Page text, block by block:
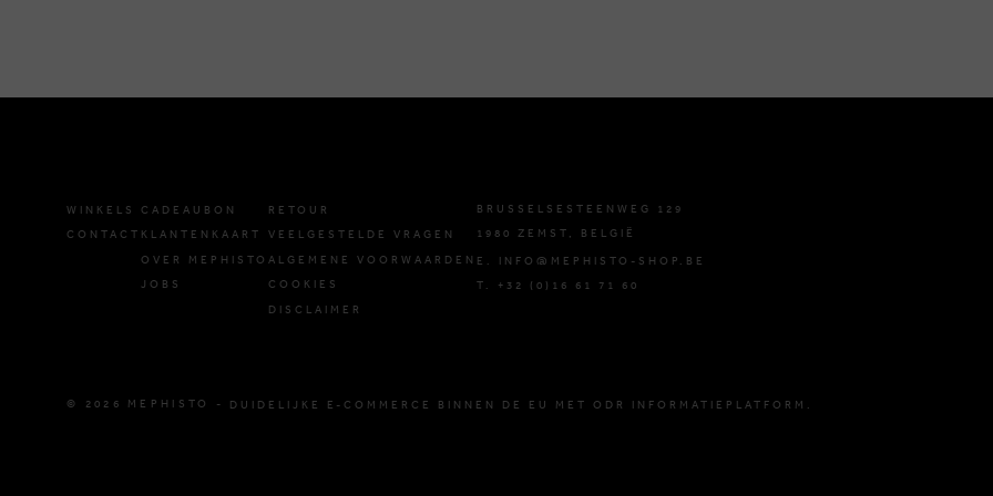
WINKELS
CONTACT
CADEAUBON
KLANTENKAART
OVER MEPHISTO
JOBS
RETOUR
VEELGESTELDE VRAGEN
ALGEMENE VOORWAARDEN
COOKIES
DISCLAIMER
BRUSSELSESTEENWEG 129
1980 ZEMST, BELGIË
E. INFO@MEPHISTO-SHOP.BE
T. +32 (0)16 61 71 60
© 2026 MEPHISTO - DUIDELIJKE E-COMMERCE BINNEN DE EU MET ODR INFORMATIEPLATFORM.